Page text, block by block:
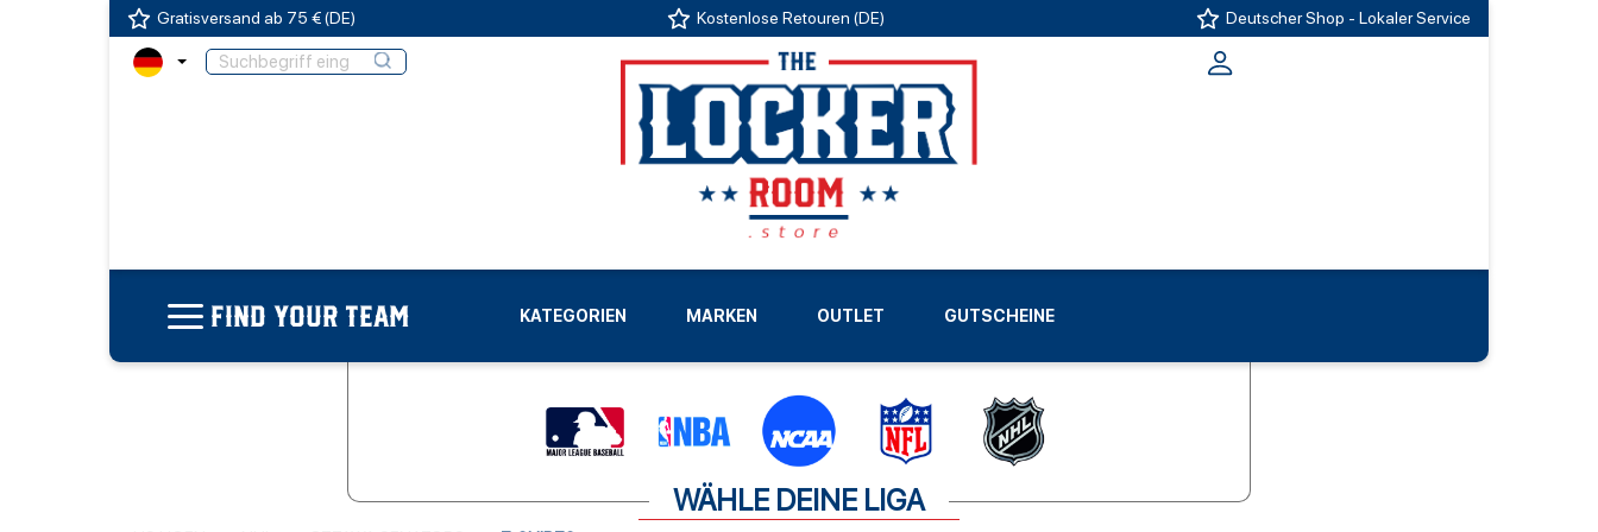
Gratisversand ab 75 € (DE) Kostenlose Retouren (DE) Deutscher Shop - Lokaler Service
FIND YOUR TEAM KATEGORIEN MARKEN
LIGEN
OUTLET GUTSCHEINE
WÄHLE DEINE LIGA